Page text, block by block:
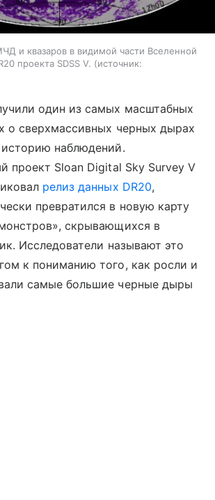
и квазаров в видимой части Вселенной
проекта SDSS V.
источник:
один из самых масштабных
о сверхмассивных черных дырах
наблюдений.
проект Sloan Digital Sky Survey V
релиз данных DR20,
превратился в новую карту
скрывающихся в
Исследователи называют это
к пониманию того, как росли и
самые большие черные дыры